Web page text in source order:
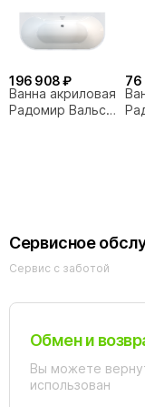
196 908 ₽
Ванна акриловая
Радомир Вальс
76
Сервисное
Сервис с заботой
Обмен и
Вы можете
использован